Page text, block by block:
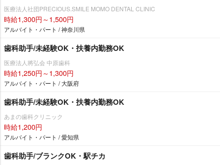
医療法人社団PRECIOUS.SMILE MOMO DENTAL CLINIC
時給1,300円～1,500円
アルバイト・パート / 神奈川県
歯科助手/未経験OK・扶養内勤務OK
医療法人將弘会 中原歯科
時給1,250円～1,300円
アルバイト・パート / 大阪府
歯科助手/未経験OK・扶養内勤務OK
あまの歯科クリニック
時給1,200円
アルバイト・パート / 愛知県
歯科助手/ブランクOK・駅チカ